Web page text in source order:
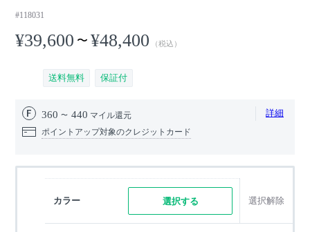
#118031
¥39,600 〜 ¥48,400 （税込）
送料無料 保証付
360 440 マイル還元 詳細
ポイントアップ対象のクレジットカード
カラー 選択する 選択解除